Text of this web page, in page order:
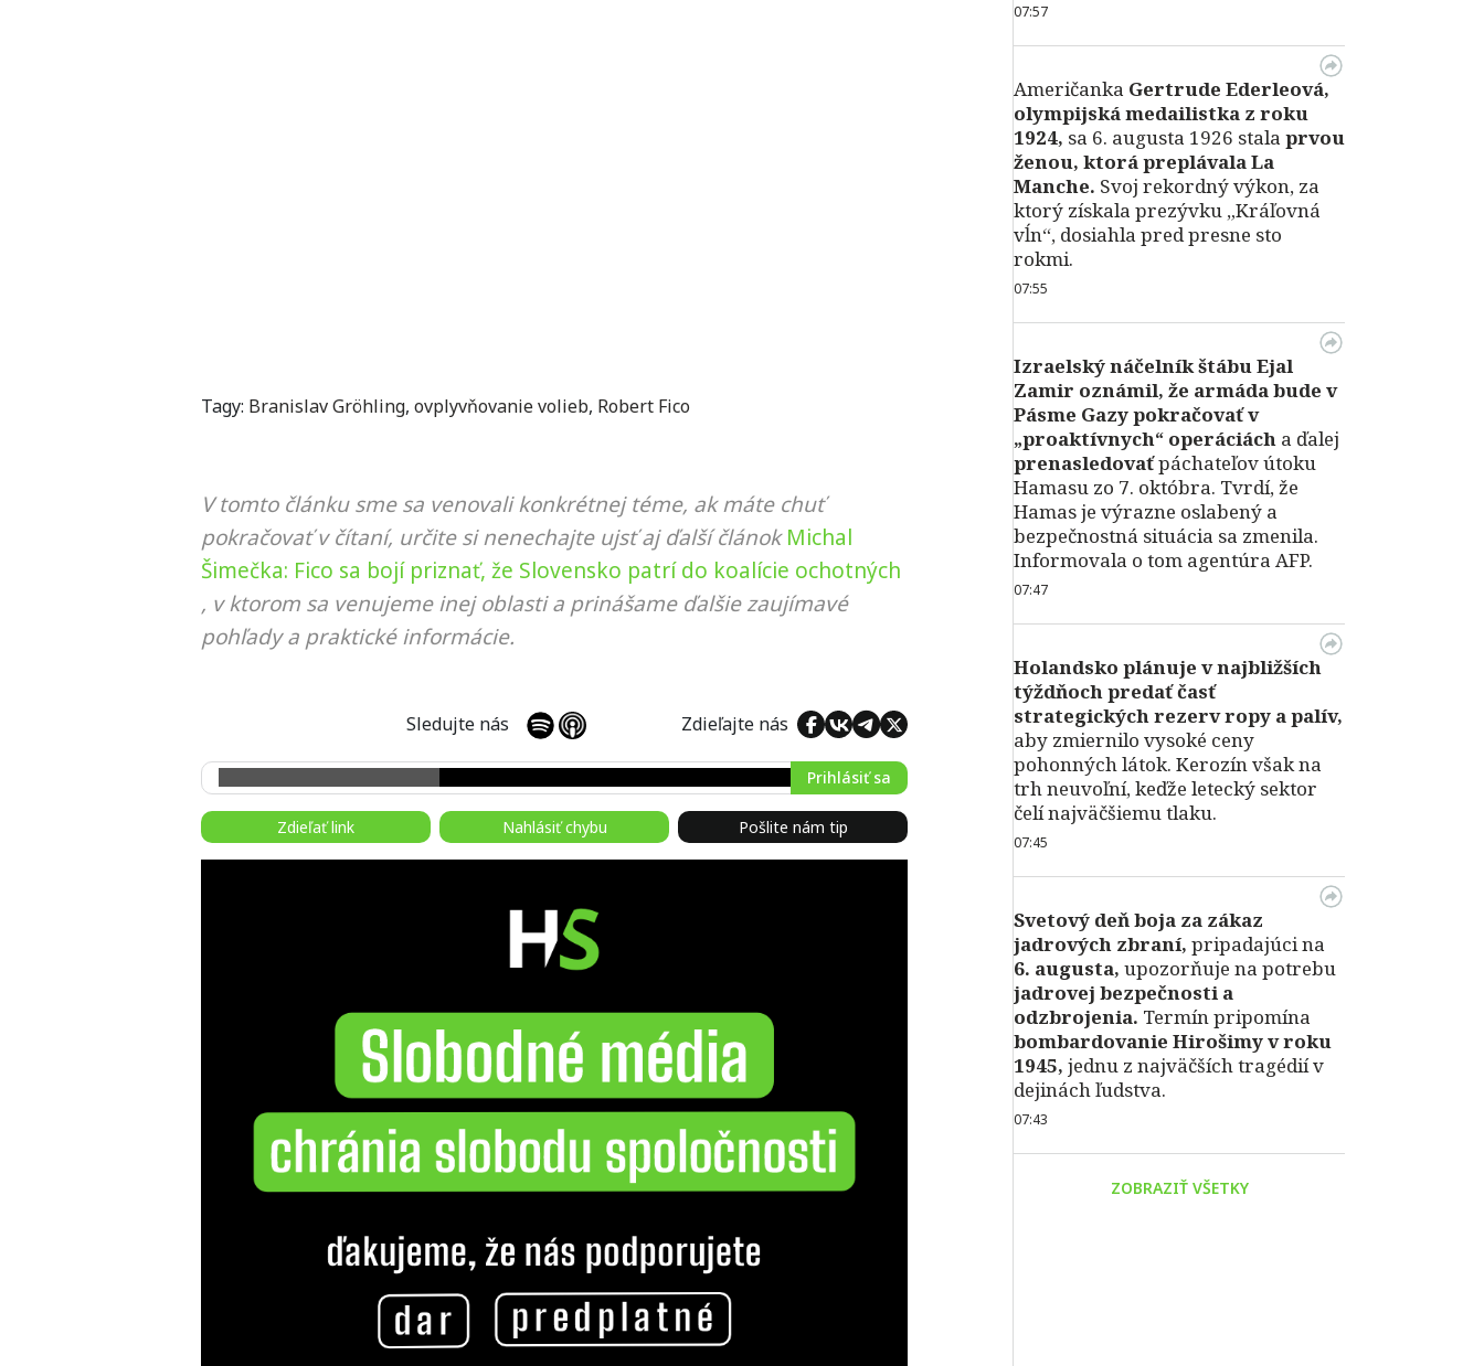
Tagy: Branislav Gröhling, ovplyvňovanie volieb, Robert Fico
V tomto článku sme sa venovali konkrétnej téme, ak máte chuť
pokračovať v čítaní, určite si nenechajte ujsť aj ďalší článok Michal
Šimečka: Fico sa bojí priznať, že Slovensko patrí do koalície ochotných
, v ktorom sa venujeme inej oblasti a prinášame ďalšie zaujímavé
pohľady a praktické informácie.
Sledujte nás Zdieľajte nás
Prihlásiť sa
Zdieľať link Nahlásiť chybu Pošlite nám tip
07:57
Američanka Gertrude Ederleová,
olympijská medailistka z roku
1924, sa 6. augusta 1926 stala prvou
ženou, ktorá preplávala La
Manche. Svoj rekordný výkon, za
ktorý získala prezývku „Kráľovná
vĺn“, dosiahla pred presne sto
rokmi.
07:55
Izraelský náčelník štábu Ejal
Zamir oznámil, že armáda bude v
Pásme Gazy pokračovať v
„proaktívnych“ operáciách a ďalej
prenasledovaťpáchateľov útoku
Hamasu zo 7. októbra. Tvrdí, že
Hamas je výrazne oslabený a
bezpečnostná situácia sa zmenila.
Informovala o tom agentúra AFP.
07:47
Holandsko plánuje v najbližších
týždňoch predať časť
strategických rezerv ropy a palív,
aby zmiernilo vysoké ceny
pohonných látok. Kerozín však na
trh neuvoľní, keďže letecký sektor
čelí najväčšiemu tlaku.
07:45
Svetový deň boja za zákaz
jadrových zbraní, pripadajúci na
6. augusta, upozorňuje na potrebu
jadrovej bezpečnosti a
odzbrojenia. Termín pripomína
bombardovanie Hirošimy v roku
1945, jednu z najväčších tragédií v
dejinách ľudstva.
07:43
ZOBRAZIŤ VŠETKY